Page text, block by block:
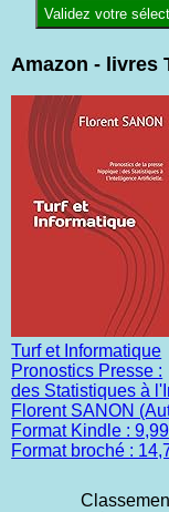
Validez votre
Amazon - livres
Turf et Informatique
Pronostics Presse :
des Statistiques à
Florent SANON
Format Kindle :
Format broché :